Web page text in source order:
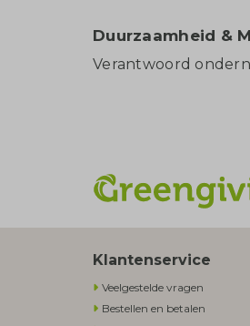
Duurzaamheid &
Verantwoord
Klantenservice
Veelgestelde vragen
Bestellen en betalen